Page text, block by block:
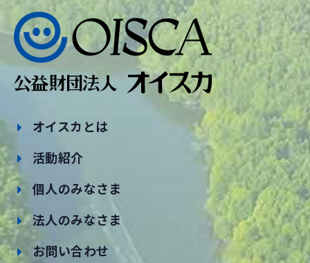
オイスカとは
活動紹介
個人のみなさま
法人のみなさま
お問い合わせ